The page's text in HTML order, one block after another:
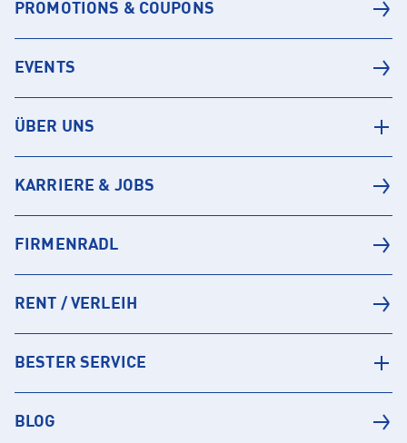
PROMOTIONS & COUPONS
EVENTS
ÜBER UNS
KARRIERE & JOBS
FIRMENRADL
RENT / VERLEIH
BESTER SERVICE
BLOG